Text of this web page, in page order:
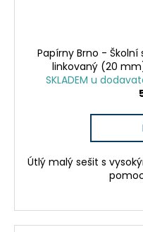
Papírny Brno - Školní
linkovaný (20
SKLADEM u
Útlý malý sešit s